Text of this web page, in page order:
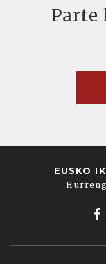
Parte
EUSKO